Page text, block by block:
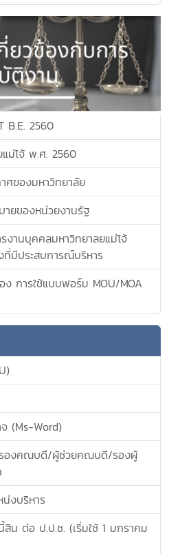
B.E. 2560
ม่โจ้ พ.ศ. 2560
ศของมหาวิทยาลัย
ยของหน่วยงานรัฐ
งานบุคคลมหาวิทยาลยแม่โจ้
ที่มีประสบการณ์บริหาร
การใช้แบบฟอร์ม MOU/MOA
(Ms-Word)
รองคณบดี/ผู้ช่วยคณบดี/รองผู้
งบริหาร
น ต่อ ป.ป.ช. (เริ่มใช้ 1 มกราคม